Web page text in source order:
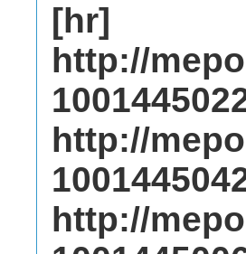
[hr]
http://
http://
http://